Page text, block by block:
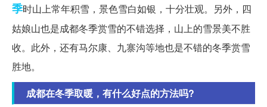
季时山上常年积雪，景色雪白如银，十分壮观。另外，四
姑娘山也是成都冬季赏雪的不错选择，山上的雪景美不胜
收。此外，还有马尔康、九寨沟等地也是不错的冬季赏雪
胜地。
成都在冬季取暖，有什么好点的方法吗?